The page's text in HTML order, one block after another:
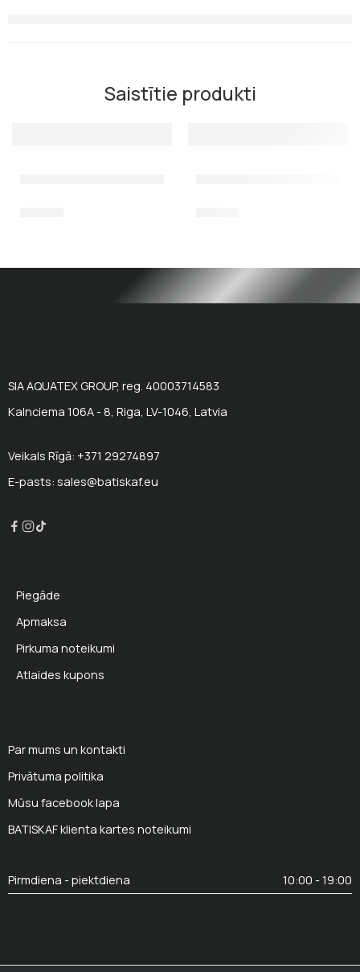
Saistītie produkti
SIA AQUATEX GROUP, reg. 40003714583
Kalnciema 106A - 8, Riga, LV-1046, Latvia
Veikals Rīgā: +371 29274897
E-pasts: sales@batiskaf.eu
Piegāde
Apmaksa
Pirkuma noteikumi
Atlaides kupons
Par mums un kontakti
Privātuma politika
Mūsu facebook lapa
BATISKAF klienta kartes noteikumi
Pirmdiena - piektdiena 10:00 - 19:00